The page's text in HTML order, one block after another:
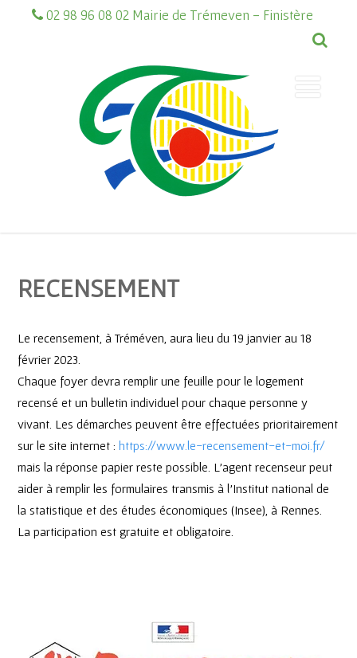
02 98 96 08 02 Mairie de Trémeven - Finistère
RECENSEMENT
Le recensement, à Tréméven, aura lieu du 19 janvier au 18
février 2023.
Chaque foyer devra remplir une feuille pour le logement
recensé et un bulletin individuel pour chaque personne y
vivant. Les démarches peuvent être effectuées prioritairement
sur le site internet : https://www.le-recensement-et-moi.fr/
mais la réponse papier reste possible. L’agent recenseur peut
aider à remplir les formulaires transmis à l’Institut national de
la statistique et des études économiques (Insee), à Rennes.
La participation est gratuite et obligatoire.